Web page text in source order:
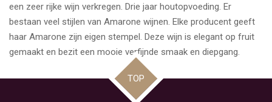
een zeer rijke wijn verkregen. Drie jaar houtopvoeding. Er
bestaan veel stijlen van Amarone wijnen. Elke producent geeft
haar Amarone zijn eigen stempel. Deze wijn is elegant op fruit
gemaakt en bezit een mooie verfijnde smaak en diepgang.
TOP